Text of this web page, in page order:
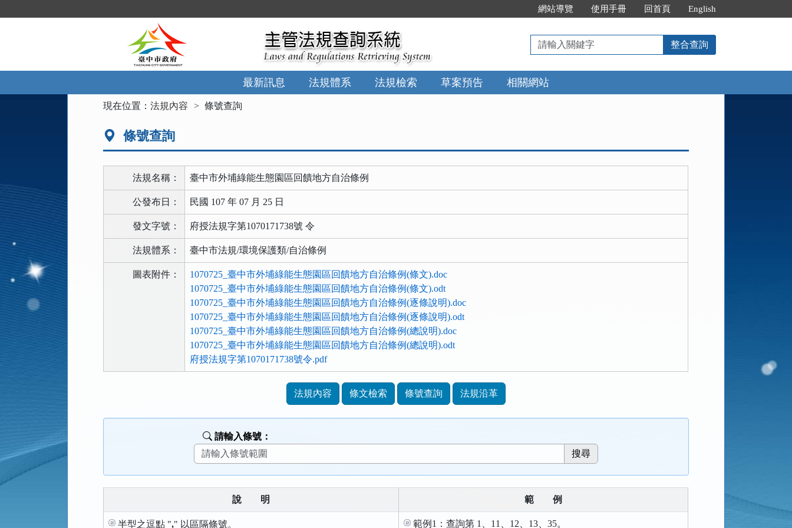
到
網站導覽 使用手冊 回首頁 English
請
輸
入
關
鍵
整合查詢
最新訊息 法規體系 法規檢索 草案預告 相關網站
現在位置：法規內容 條號查詢
條號查詢
法規名稱： 臺中市外埔綠能生態園區回饋地方自治條例
公發布日： 民國 107 年 07 月 25 日
發文字號： 府授法規字第1070171738號 令
法規體系： 臺中市法規/環境保護類/自治條例
圖表附件：
1070725_臺中市外埔綠能生態園區回饋地方自治條例(條文).doc
1070725_臺中市外埔綠能生態園區回饋地方自治條例(條文).odt
1070725_臺中市外埔綠能生態園區回饋地方自治條例(逐條說明).doc
1070725_臺中市外埔綠能生態園區回饋地方自治條例(逐條說明).odt
1070725_臺中市外埔綠能生態園區回饋地方自治條例(總說明).doc
1070725_臺中市外埔綠能生態園區回饋地方自治條例(總說明).odt
府授法規字第1070171738號令.pdf
功
區
法規內容 條文檢索 條號查詢 法規沿革
請輸入條號：
說 明 範例
半型之逗點 "," 以區隔條號。 範例1：查詢第 1、11、12、13、35。